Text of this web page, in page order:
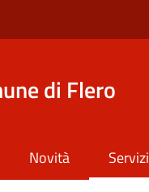
di Flero
Novità Servizi